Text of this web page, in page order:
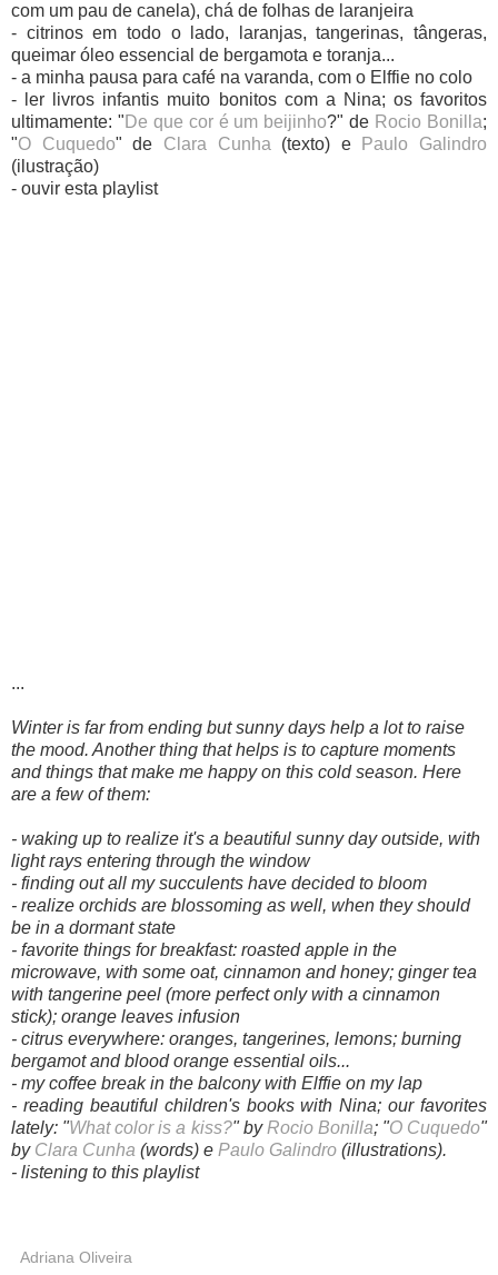
com um pau de canela), chá de folhas de laranjeira
- citrinos em todo o lado, laranjas, tangerinas, tângeras,
queimar óleo essencial de bergamota e toranja...
- a minha pausa para café na varanda, com o Elffie no colo
- ler livros infantis muito bonitos com a Nina; os favoritos
ultimamente: " De que cor é um beijinho?" de Rocio Bonilla;
"O Cuquedo" de Clara Cunha (texto) e
Paulo Galindro
(ilustração)
- ouvir esta playlist
...
Winter is far from ending but sunny days help a lot to raise
the mood. Another thing that helps is to capture moments
and things that make me happy on this cold season. Here
are a few of them:
- waking up to realize it's a beautiful sunny day outside, with
light rays entering through the window
- finding out all my succulents have decided to bloom
- realize orchids are blossoming as well, when they should
be in a dormant state
- favorite things for breakfast: roasted apple in the
microwave, with some oat, cinnamon and honey; ginger tea
with tangerine peel (more perfect only with a cinnamon
stick); orange leaves infusion
- citrus everywhere: oranges, tangerines, lemons; burning
bergamot and blood orange essential oils...
- my coffee break in the balcony with Elffie on my lap
- reading beautiful children's books with Nina; our favorites
lately: "What color is a kiss?" byRocio Bonilla; "O Cuquedo"
by Clara Cunha (words) e Paulo Galindro (illustrations).
- listening to this playlist
Adriana Oliveira